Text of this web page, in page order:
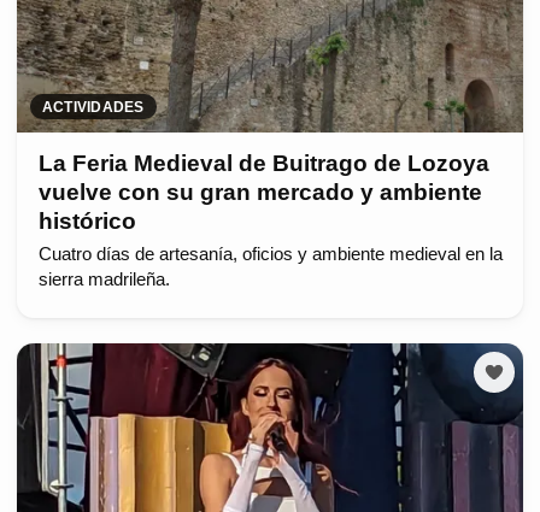
ACTIVIDADES
La Feria Medieval de Buitrago de Lozoya
vuelve con su gran mercado y ambiente
histórico
Cuatro días de artesanía, oficios y ambiente medieval en la
sierra madrileña.